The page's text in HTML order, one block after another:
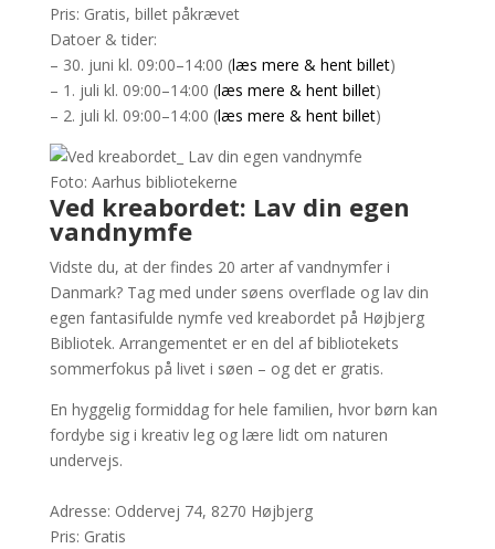
Pris: Gratis, billet påkrævet
Datoer & tider:
– 30. juni kl. 09:00–14:00 (læs mere & hent billet)
– 1. juli kl. 09:00–14:00 (læs mere & hent billet)
– 2. juli kl. 09:00–14:00 (læs mere & hent billet)
Foto: Aarhus bibliotekerne
Ved kreabordet: Lav din egen
vandnymfe
Vidste du, at der findes 20 arter af vandnymfer i
Danmark? Tag med under søens overflade og lav din
egen fantasifulde nymfe ved kreabordet på Højbjerg
Bibliotek. Arrangementet er en del af bibliotekets
sommerfokus på livet i søen – og det er gratis.
En hyggelig formiddag for hele familien, hvor børn kan
fordybe sig i kreativ leg og lære lidt om naturen
undervejs.
Adresse: Oddervej 74, 8270 Højbjerg
Pris: Gratis